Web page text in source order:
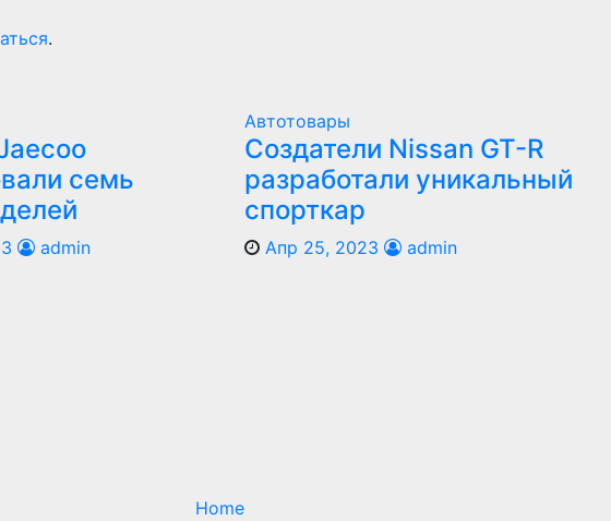
.
семь
admin
Автотовары
Создатели Nissan GT-R
разработали уникальный
спорткар
Апр 25, 2023 admin
Home